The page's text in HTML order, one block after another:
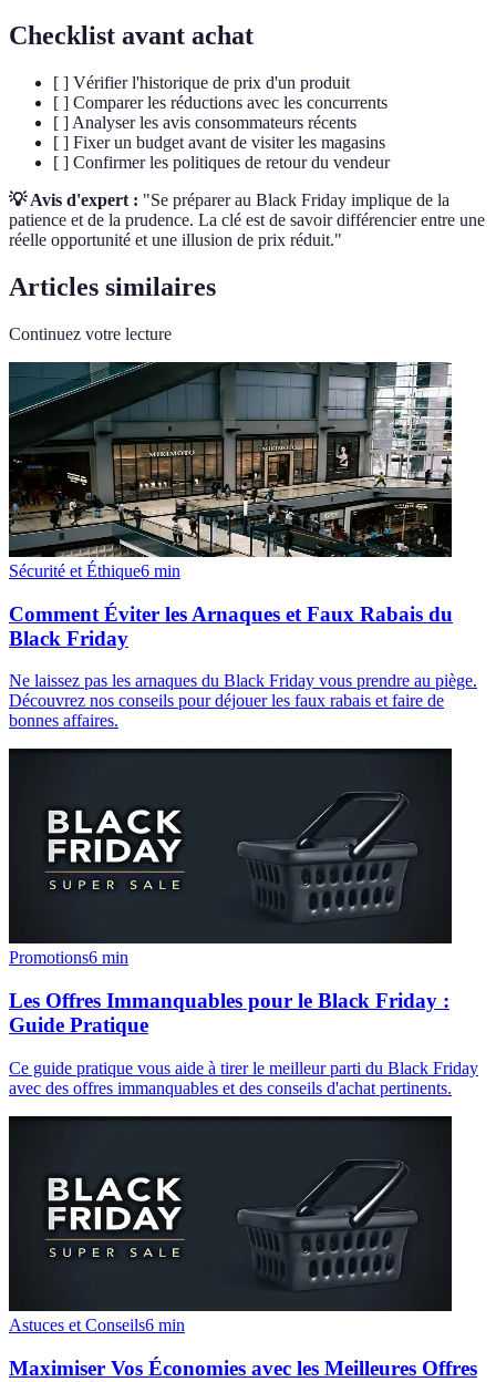
Checklist avant achat
[ ] Vérifier l'historique de prix d'un produit
[ ] Comparer les réductions avec les concurrents
[ ] Analyser les avis consommateurs récents
[ ] Fixer un budget avant de visiter les magasins
[ ] Confirmer les politiques de retour du vendeur
💡 Avis d'expert : "Se préparer au Black Friday implique de la
patience et de la prudence. La clé est de savoir différencier entre une
réelle opportunité et une illusion de prix réduit."
Articles similaires
Continuez votre lecture
Sécurité et Éthique6 min
Comment Éviter les Arnaques et Faux Rabais du
Black Friday
Ne laissez pas les arnaques du Black Friday vous prendre au piège.
Découvrez nos conseils pour déjouer les faux rabais et faire de
bonnes affaires.
Promotions6 min
Les Offres Immanquables pour le Black Friday :
Guide Pratique
Ce guide pratique vous aide à tirer le meilleur parti du Black Friday
avec des offres immanquables et des conseils d'achat pertinents.
Astuces et Conseils6 min
Maximiser Vos Économies avec les Meilleures Offres